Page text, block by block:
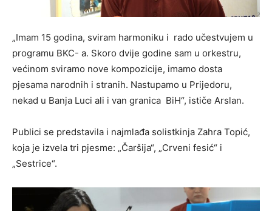
„Imam 15 godina, sviram harmoniku i rado učestvujem u
programu BKC- a. Skoro dvije godine sam u orkestru,
većinom sviramo nove kompozicije, imamo dosta
pjesama narodnih i stranih. Nastupamo u Prijedoru,
nekad u Banja Luci ali i van granica BiH“, ističe Arslan.
Publici se predstavila i najmlađa solistkinja Zahra Topić,
koja je izvela tri pjesme: „Čaršija“, „Crveni fesić“ i
„Sestrice“.